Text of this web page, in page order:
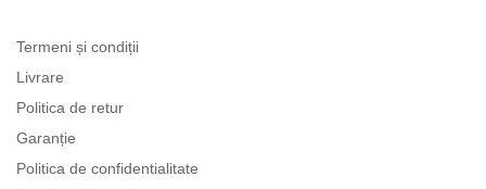
Termeni și condiții
Livrare
Politica de retur
Garanție
Politica de confidentialitate